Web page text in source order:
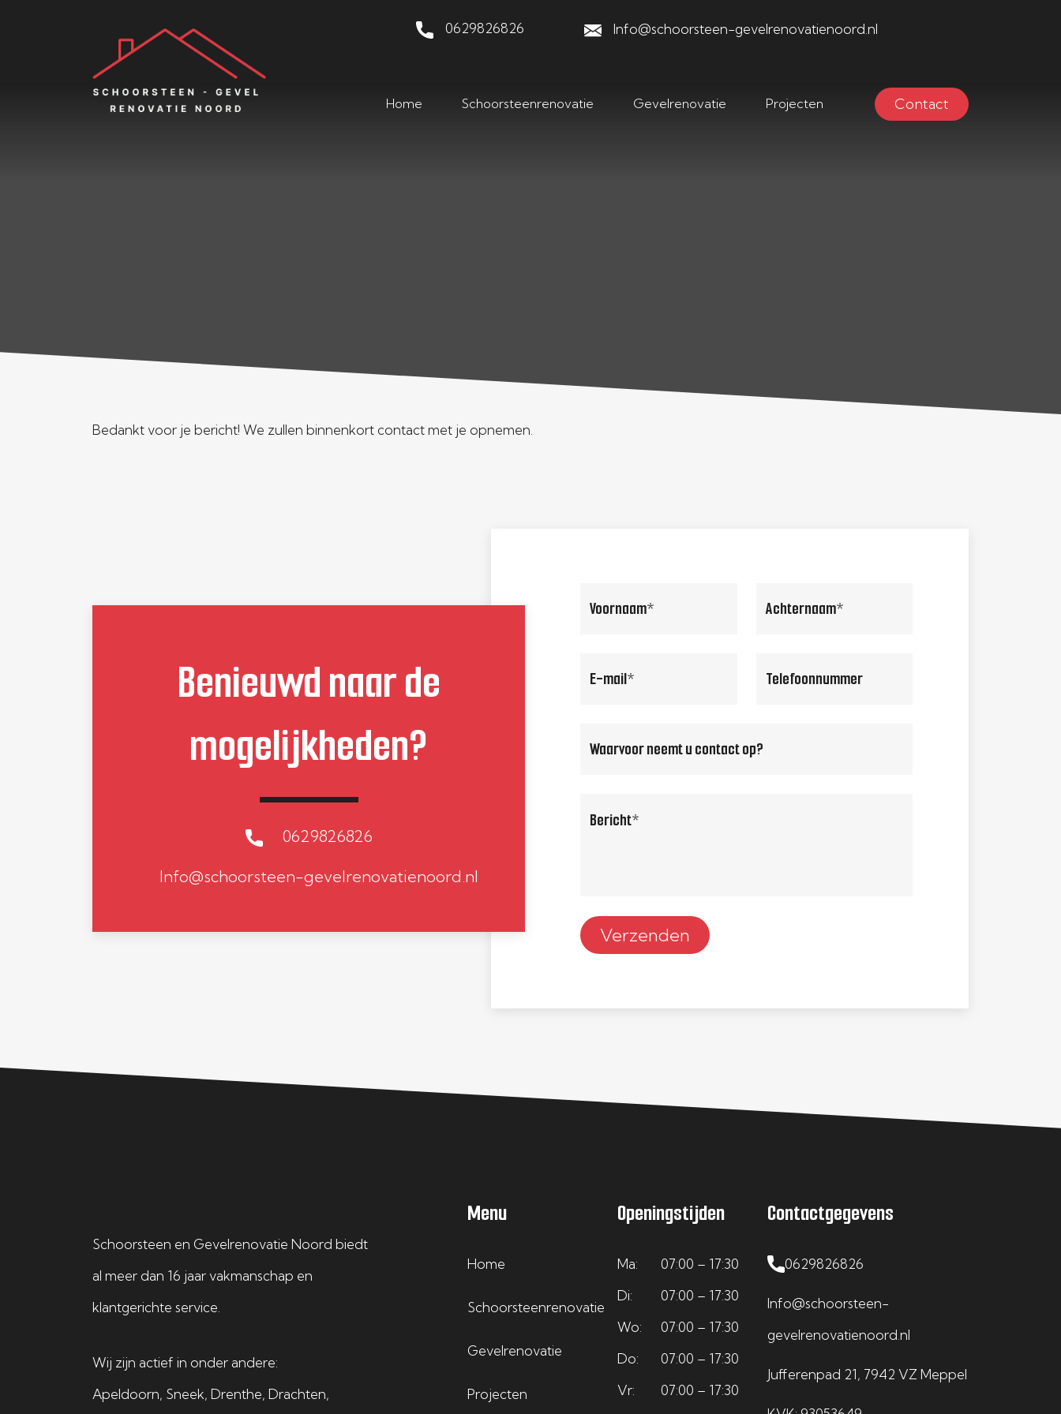
0629826826 Info@schoorsteen-gevelrenovatienoord.nl
Home Schoorsteenrenovatie Gevelrenovatie Projecten Contact
Bedankt
Bedankt voor je bericht! We zullen binnenkort contact met je opnemen.
Benieuwd naar de
mogelijkheden?
0629826826
Info@schoorsteen-gevelrenovatienoord.nl
Schoorsteen en Gevelrenovatie Noord biedt
al meer dan 16 jaar vakmanschap en
klantgerichte service.
Wij zijn actief in onder andere:
Apeldoorn, Sneek, Drenthe, Drachten,
Menu
Home
Schoorsteenrenovatie
Gevelrenovatie
Projecten
Openingstijden
Ma:
07:00 – 17:30
Di:
07:00 – 17:30
Wo:
07:00 – 17:30
Do:
07:00 – 17:30
Vr:
07:00 – 17:30
Contactgegevens
0629826826
Info@schoorsteen-
gevelrenovatienoord.nl
Jufferenpad 21, 7942 VZ Meppel